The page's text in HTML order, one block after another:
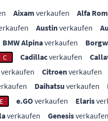
Aixam verkaufen Alfa
Austinverkaufen
BMW Alpinaverkaufen
C Cadillacverkaufen
verkaufen Citroenverkaufen
Daihatsu verkaufen
E e.GOverkaufen Elaris
verkaufen Genesisverkaufen